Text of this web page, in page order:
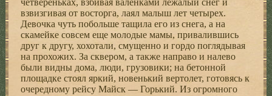
взвизгивая от восторга, лаял малыш лет четырех.
Девочка чуть побольше тащила его из снега, а на
скамейке совсем еще молодые мамы, привалившись
друг к другу, хохотали, смущенно и гордо поглядывая
на прохожих. За сквером, а также направо и налево
были видны дома, люди, грузовики; на бетонной
площадке стоял яркий, новенький вертолет, готовясь к
очередному рейсу Майск — Горький. Из огромного